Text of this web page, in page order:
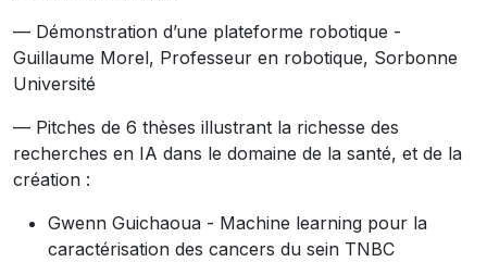
— Démonstration d’une plateforme robotique -
Guillaume Morel, Professeur en robotique, Sorbonne
Université
— Pitches de 6 thèses illustrant la richesse des
recherches en IA dans le domaine de la santé, et de la
création :
Gwenn Guichaoua - Machine learning pour la
caractérisation des cancers du sein TNBC